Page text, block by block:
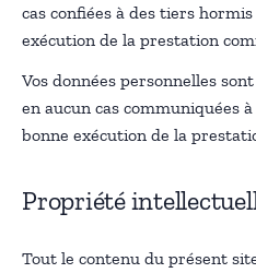
cas confiées à des tiers
exécution de la prestation
Vos données personnelles
en aucun cas communiquées
bonne exécution de la
Propriété
Tout le contenu du présent